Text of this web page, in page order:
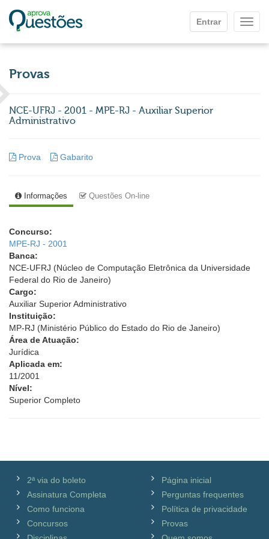
Entrar
Provas
NCE-UFRJ - 2001 - MPE-RJ - Auxiliar Superior
Administrativo
Prova Gabarito
Informações Questões On-line
Concurso:
MPE-RJ - 2001
Banca:
NCE-UFRJ (Núcleo de Computação Eletrônica da Universidade
Federal do Rio de Janeiro)
Cargo:
Auxiliar Superior Administrativo
Instituição:
MP-RJ (Ministério Público do Estado do Rio de Janeiro)
Área de Atuação:
Jurídica
Aplicada em:
11/2001
Nível:
Superior Completo
2ª via do boleto
Assinatura Completa
Como funciona
Concursos
Página inicial
Perguntas frequentes
Política de privacidade
Provas